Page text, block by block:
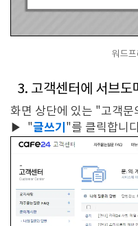
워드
3. 고객센터에 서브도
화면 상단에 있는 "고객
▶ "글쓰기 "를 클릭합니